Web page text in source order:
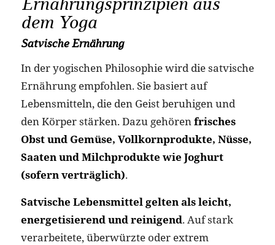
dem Yoga
Satvische Ernährung
In der yogischen Philosophie wird die satvische
Ernährung empfohlen. Sie basiert auf
Lebensmitteln, die den Geist beruhigen und
den Körper stärken. Dazu gehörenfrisches
Obst und Gemüse, Vollkornprodukte, Nüsse,
Saaten und Milchprodukte wie Joghurt
(sofern verträglich).
Satvische Lebensmittel gelten als leicht,
energetisierend und reinigend. Auf stark
verarbeitete, überwürzte oder extrem